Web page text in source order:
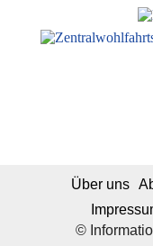
©
Über uns